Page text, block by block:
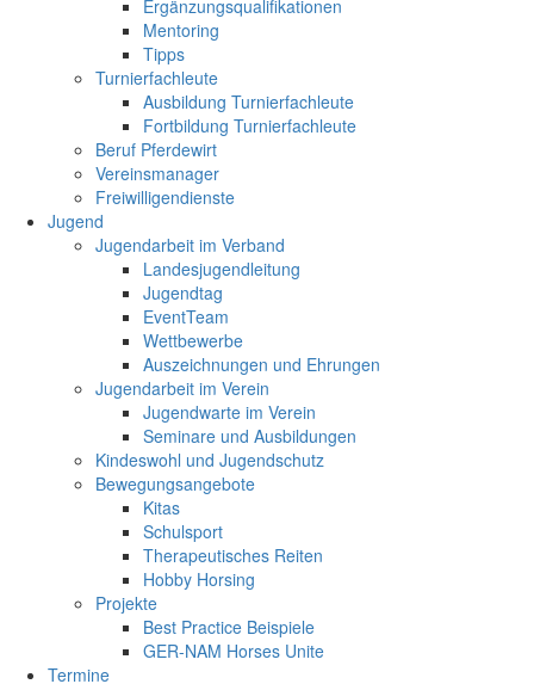
Ergänzungsqualifikationen
Mentoring
Tipps
Turnierfachleute
Ausbildung Turnierfachleute
Fortbildung Turnierfachleute
Beruf Pferdewirt
Vereinsmanager
Freiwilligendienste
Jugend
Jugendarbeit im Verband
Landesjugendleitung
Jugendtag
EventTeam
Wettbewerbe
Auszeichnungen und Ehrungen
Jugendarbeit im Verein
Jugendwarte im Verein
Seminare und Ausbildungen
Kindeswohl und Jugendschutz
Bewegungsangebote
Kitas
Schulsport
Therapeutisches Reiten
Hobby Horsing
Projekte
Best Practice Beispiele
GER-NAM Horses Unite
Termine